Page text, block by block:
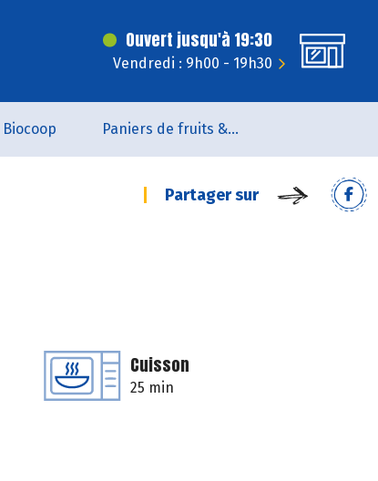
Ouvert jusqu'à 19:30
Vendredi : 9h00 - 19h30
Biocoop Paniers de fruits & légumes
Partager sur
Cuisson
25 min